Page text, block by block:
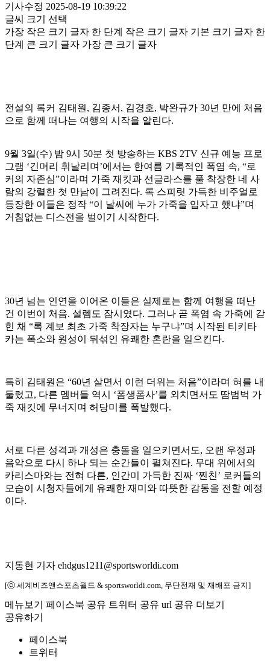
기사수정 2025-08-19 10:39:22
글씨 크기 선택
가장 작은 크기 글자 한 단계 작은 크기 글자 기본 크기 글자 한
단계 큰 크기 글자 가장 큰 크기 글자
전설의 록커 김태원, 김종서, 김경호, 박완규가 30년 만에 처음
으로 함께 떠나는 여행의 시작을 알린다.
9월 3일(수) 밤 9시 50분 첫 방송하는 KBS 2TV 신규 예능 프로
그램 ‘긴머리 휘날리며’에서는 한여름 기록적인 폭염 속, “로
커의 자존심”이라며 가죽 재킷과 선글라스를 풀 착장한 네 사
람의 강렬한 첫 만남이 그려진다. 록 스피릿 가득한 비주얼로
등장한 이들은 정작 “이 날씨에 누가 가죽을 입자고 했냐”며
거침없는 디스전을 벌이기 시작한다.
30년 넘는 인연을 이어온 이들은 실제로는 함께 여행을 떠난
건 이번이 처음. 설렘도 잠시였다. 그러나 곧 폭염 속 가죽에 갇
힌 채 “록 계보 최초 가죽 착장자는 누구냐”며 시작된 티키타
카는 폭소와 원성이 뒤섞인 유쾌한 혼란을 일으킨다.
특히 김태원은 “60년 살면서 이런 더위는 처음”이라며 혀를 내
둘렀고, 다른 멤버들 역시 ‘폼생폼사’를 외치면서도 땀범벅 가
죽 재킷에 무너지며 허당미를 폭발했다.
서로 다른 성격과 개성은 충돌을 일으키면서도, 오랜 우정과
음악으로 다시 하나 되는 순간들이 펼쳐진다. 무대 위에서의
카리스마와는 전혀 다른, 인간미 가득한 진짜 ‘찐친’ 로커들의
모습이 시청자들에게 유쾌한 재미와 따뜻한 감동을 전할 예정
이다.
지동현 기자 ehdgus1211@sportsworldi.com
[ⓒ 세계비즈앤스포츠월드 & sportsworldi.com, 무단전재 및 재배포 금지]
메뉴보기 페이스북 공유 트위터 공유 url 공유 더보기
공유하기
페이스북
트위터